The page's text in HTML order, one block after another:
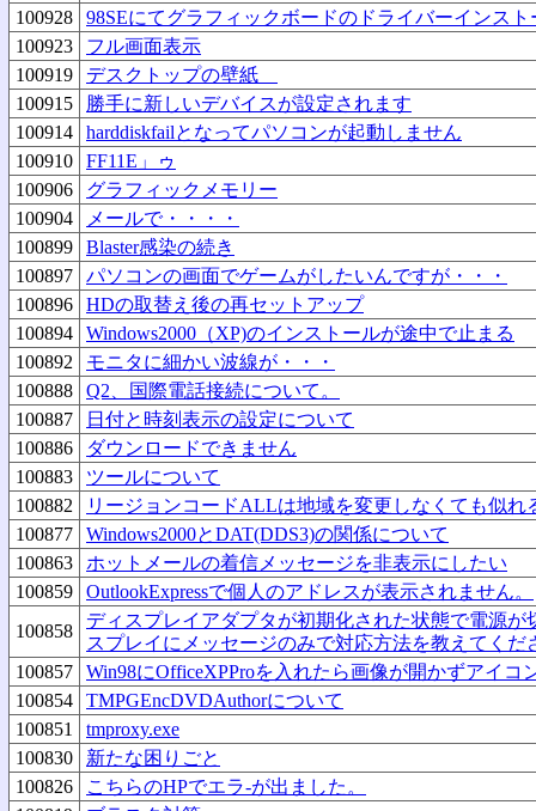
100928
98SEにてグラフィックボードのドライバーインス
100923
フル画面表示
100919
デスクトップの壁紙
100915
勝手に新しいデバイスが設定されます
100914
harddiskfailとなってパソコンが起動しません
100910
FF11E」ゥ
100906
グラフィックメモリー
100904
メールで・・・・
100899
Blaster感染の続き
100897
パソコンの画面でゲームがしたいんですが・・・
100896
HDの取替え後の再セットアップ
100894
Windows2000（XP)のインストールが途中で止まる
100892
モニタに細かい波線が・・・
100888
Q2、国際電話接続について。
100887
日付と時刻表示の設定について
100886
ダウンロードできません
100883
ツールについて
100882
リージョンコードALLは地域を変更しなくても似れ
100877
Windows2000とDAT(DDS3)の関係について
100863
ホットメールの着信メッセージを非表示にしたい
100859
OutlookExpressで個人のアドレスが表示されません。
100858
ディスプレイアダプタが初期化された状態で電源が
スプレイにメッセージのみで対応方法を教えてくだ
100857
Win98にOfficeXPProを入れたら画像が開かずアイコ
100854
TMPGEncDVDAuthorについて
100851
tmproxy.exe
100830
新たな困りごと
100826
こちらのHPでエラ-が出ました。